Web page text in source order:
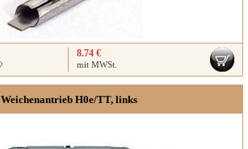
8.74 €
mit MWSt.
Weichenantrieb H0e/TT, links